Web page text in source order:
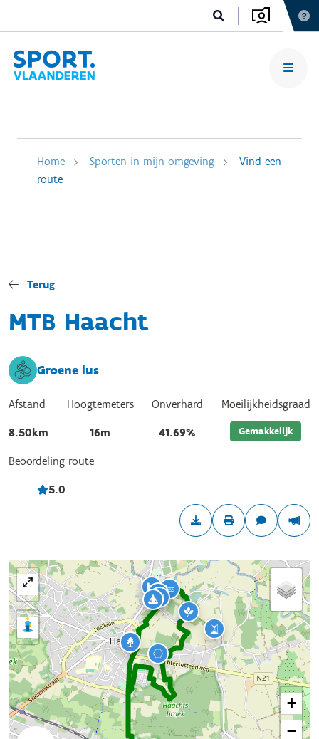
Home Sporten in mijn omgeving
Vind een
route
Terug
MTB Haacht
Groene lus
Afstand
8.50km
Hoogtemeters
16m
Onverhard
41.69%
Moeilijkheidsgraad
Gemakkelijk
Beoordeling route
5.0
+
−